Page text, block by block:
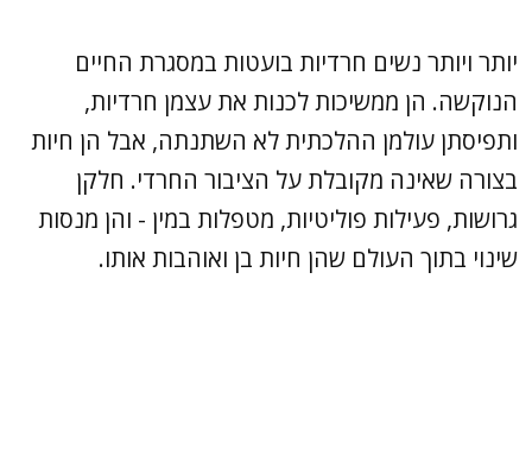
יותר ויותר נשים חרדיות בועטות במסגרת החיים
הנוקשה. הן ממשיכות לכנות את עצמן חרדיות,
ותפיסתן עולמן ההלכתית לא השתנתה, אבל הן חיות
בצורה שאינה מקובלת על הציבור החרדי. חלקן
גרושות, פעילות פוליטיות, מטפלות במין - והן מנסות
שינוי בתוך העולם שהן חיות בן ואוהבות אותו.